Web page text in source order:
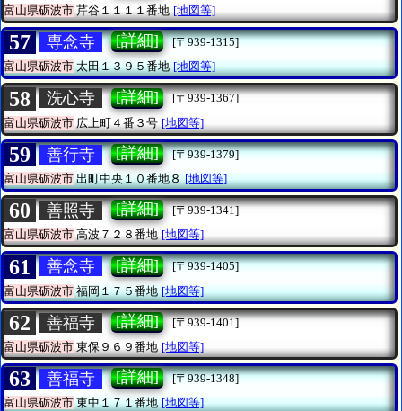
富山県砺波市芹谷１１１１番地 [地図等]
57 専念寺 [詳細]
[〒939-1315]
富山県砺波市太田１３９５番地 [地図等]
58 洗心寺 [詳細]
[〒939-1367]
富山県砺波市 広上町４番３号 [地図等]
59 善行寺 [詳細]
[〒939-1379]
富山県砺波市出町中央１０番地８ [地図等]
60 善照寺 [詳細]
[〒939-1341]
富山県砺波市高波７２８番地 [地図等]
61 善念寺 [詳細]
[〒939-1405]
富山県砺波市福岡１７５番地 [地図等]
62 善福寺 [詳細]
[〒939-1401]
富山県砺波市東保９６９番地 [地図等]
63 善福寺 [詳細]
[〒939-1348]
富山県砺波市東中１７１番地 [地図等]